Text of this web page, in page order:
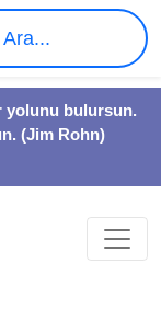
yolunu bulursun.
(Jim Rohn)